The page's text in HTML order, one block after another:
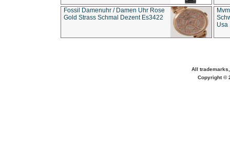
Fossil Damenuhr / Damen Uhr Rose
Gold Strass Schmal Dezent Es3422
Usa
All
Copyright ©